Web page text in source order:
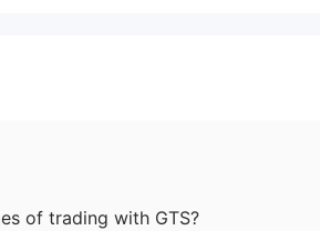
of trading with GTS?